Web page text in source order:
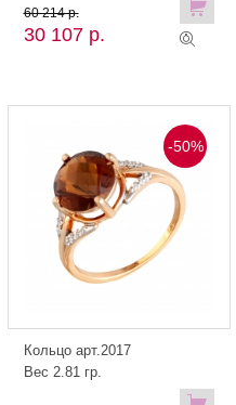
30 107 р.
60 214 р.
-50%
Кольцо арт.2017
Вес 2.81 гр.